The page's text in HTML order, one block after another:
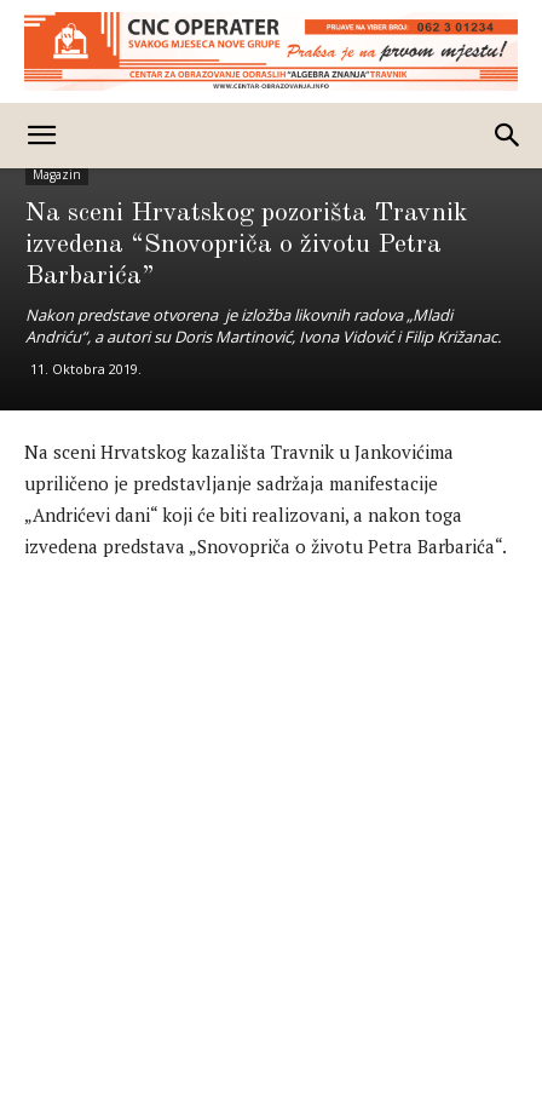
Magazin
Na sceni Hrvatskog pozorišta Travnik
izvedena “Snovopriča o životu Petra
Barbarića”
Nakon predstave otvorena je izložba likovnih radova „Mladi
Andriću“, a autori su Doris Martinović, Ivona Vidović i Filip Križanac.
11. Oktobra 2019.
Na sceni Hrvatskog kazališta Travnik u Jankovićima
upriličeno je predstavljanje sadržaja manifestacije
„Andrićevi dani“ koji će biti realizovani, a nakon toga
izvedena predstava „Snovopriča o životu Petra Barbarića“.